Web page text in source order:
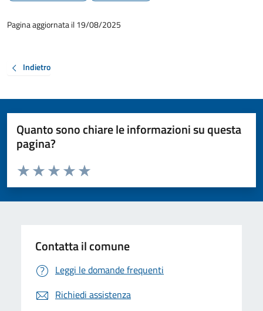
Pagina aggiornata il 19/08/2025
Indietro
Quanto sono chiare le informazioni su questa
pagina?
Valuta da 1 a 5 stelle la pagina
Valuta 5 stelle su 5
Valuta 4 stelle su 5
Valuta 3 stelle su 5
Valuta 2 stelle su 5
Valuta 1 stelle su 5
Contatta il comune
Leggi le domande frequenti
Richiedi assistenza